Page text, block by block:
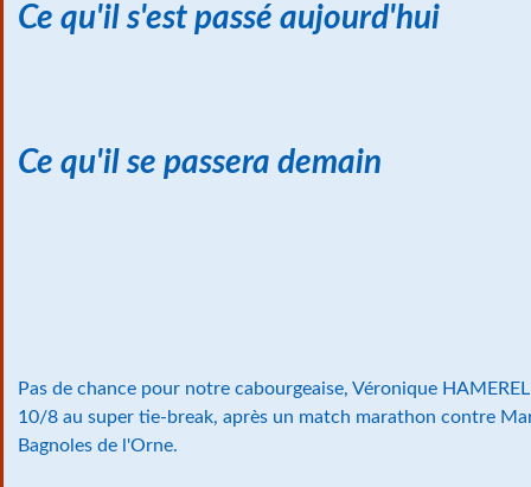
Ce qu'il s'est passé aujourd'hui
Ce qu'il se passera demain
Pas de chance pour notre cabourgeaise, Véronique
10/8 au super tie-break, après un match marathon contre
Bagnoles de l'Orne.